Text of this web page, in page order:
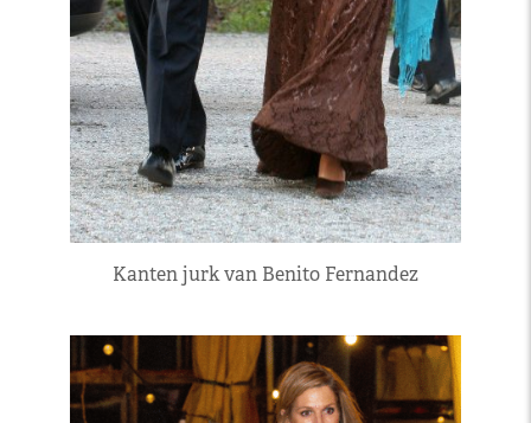
Kanten jurk van Benito Fernandez